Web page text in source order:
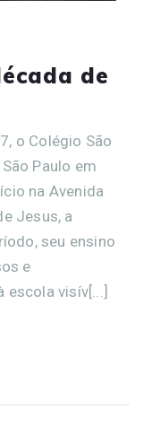
de
o Colégio São
Paulo em
na Avenida
Jesus, a
seu ensino
e
visív[...]